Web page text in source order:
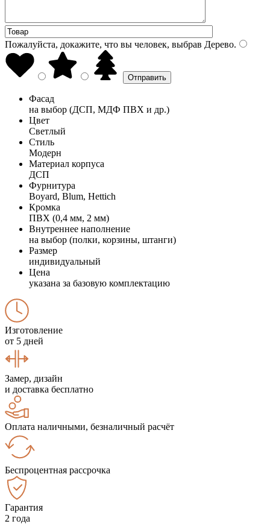
Пожалуйста, докажите, что вы человек, выбрав Дерево.
Фасад
на выбор (ДСП, МДФ ПВХ и др.)
Цвет
Светлый
Стиль
Модерн
Материал корпуса
ДСП
Фурнитура
Boyard, Blum, Hettich
Кромка
ПВХ (0,4 мм, 2 мм)
Внутреннее наполнение
на выбор (полки, корзины, штанги)
Размер
индивидуальный
Цена
указана за базовую комплектацию
Изготовление
от 5 дней
Замер, дизайн
и доставка бесплатно
Оплата наличными, безналичный расчёт
Беспроцентная рассрочка
Гарантия
2 года